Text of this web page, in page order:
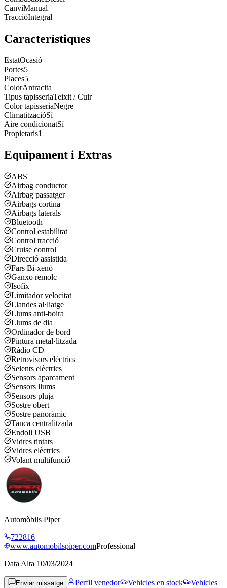
CanviManual
TraccióIntegral
Característiques
EstatOcasió
Portes5
Places5
ColorAntracita
Tipus tapisseriaTeixit / Cuir
Color tapisseriaNegre
ClimatitzacióSí
Aire condicionatSí
Propietaris1
Equipament i Extras
ABS
Airbag conductor
Airbag passatger
Airbags cortina
Airbags laterals
Bluetooth
Control estabilitat
Control tracció
Cruise control
Direcció assistida
Fars Bi-xenó
Ganxo remolc
Isofix
Limitador velocitat
Llandes al·liatge
Llums anti-boira
Llums de dia
Ordinador de bord
Pintura metal·litzada
Ràdio CD
Retrovisors elèctrics
Seients elèctrics
Sensors aparcament
Sensors llums
Sensors pluja
Sostre obert
Sostre panoràmic
Tanca centralitzada
Endoll USB
Vidres tintats
Vidres elèctrics
Volant multifunció
Automòbils Piper
722816
www.automobilspiper.comProfessional
Data Alta 10/03/2024
Enviar missatge Perfil venedor Vehicles en stock
Vehicles